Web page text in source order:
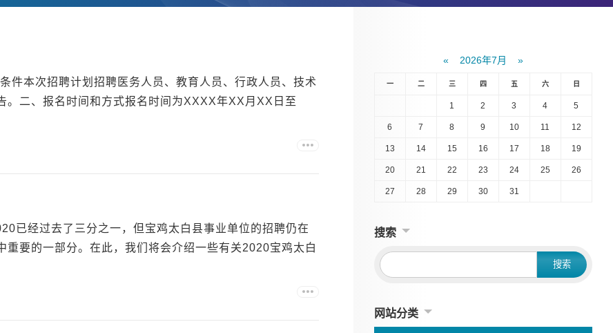
件本次招聘计划招聘医务人员、教育人员、行政人员、技术
。二、报名时间和方式报名时间为XXXX年XX月XX日至
已经过去了三分之一，但宝鸡太白县事业单位的招聘仍在
要的一部分。在此，我们将会介绍一些有关2020宝鸡太白
« 2026年7月 »
一 二 三 四 五 六 日
1 2 3 4 5
6 7 8 9 10 11 12
13 14 15 16 17 18 19
20 21 22 23 24 25 26
27 28 29 30 31
搜索
网站分类